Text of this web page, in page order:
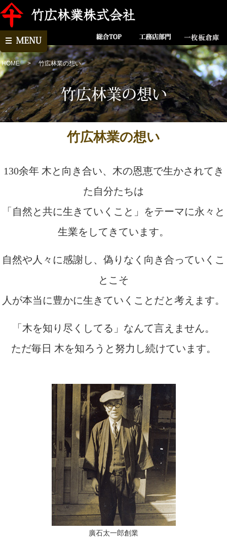
HOME 竹広林業の想い
竹広林業の想い
130余年 木と向き合い、木の恩恵で生かされてき
た自分たちは
「自然と共に生きていくこと」をテーマに永々と
生業をしてきています。
自然や人々に感謝し、偽りなく向き合っていくこ
とこそ
人が本当に豊かに生きていくことだと考えます。
「木を知り尽くしてる」なんて言えません。
ただ毎日 木を知ろうと努力し続けています。
廣石太一郎創業